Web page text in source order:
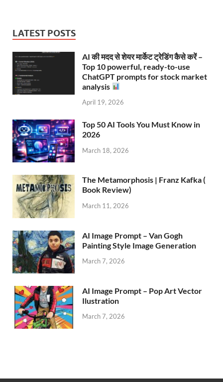
LATEST POSTS
AI की मदद से शेयर मार्केट ट्रेडिंग कैसे करें –
Top 10 powerful, ready-to-use
ChatGPT prompts for stock market
analysis
April 19, 2026
Top 50 AI Tools You Must Know in
2026
March 18, 2026
The Metamorphosis | Franz Kafka (
Book Review)
March 11, 2026
AI Image Prompt – Van Gogh
Painting Style Image Generation
March 7, 2026
AI Image Prompt – Pop Art Vector
Ilustration
March 7, 2026